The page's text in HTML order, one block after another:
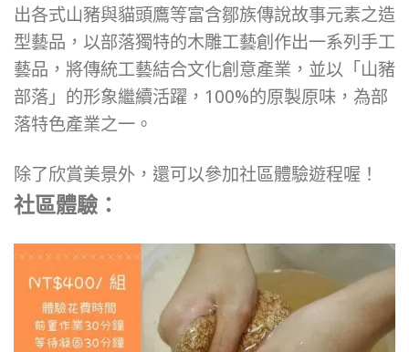
出各式山豬與貓頭鷹等富含鄒族傳說故事元素之造
型藝品，以部落獨特的木雕工藝創作出一系列手工
藝品，將傳統工藝結合文化創意產業，並以「山豬
部落」的形象繼續活躍，100%的原製原味，為部
落特色產業之一。
除了欣賞美景外，還可以參加社區體驗遊程喔！
社區體驗：